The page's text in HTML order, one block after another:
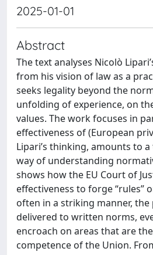
2025-01-01
Abstract
The text analyses Nicolò
from his vision of law as a
seeks legality beyond the
unfolding of experience, on
values. The work focuses in
effectiveness of (European
Lipari’s thinking, amounts to
way of understanding
shows how the EU Court of
effectiveness to forge “rules”
often in a striking manner,
delivered to written norms,
encroach on areas that are
competence of the Union.